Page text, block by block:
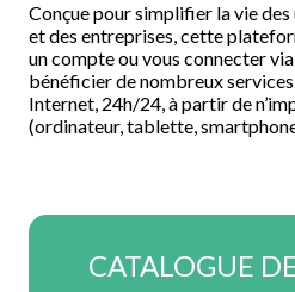
Conçue pour simplifier la vie
et des entreprises, cette
un compte ou vous connecter
bénéficier de nombreux
Internet, 24h/24, à partir de
(ordinateur, tablette,
CATALOGUE